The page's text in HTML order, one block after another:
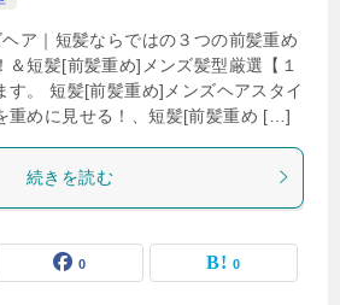
ア｜短髪ならではの３つの前髪重め
＆短髪[前髪重め]メンズ髪型厳選【１
す。 短髪[前髪重め]メンズヘアスタイ
重めに見せる！、短髪[前髪重め […]
続きを読む
0 0